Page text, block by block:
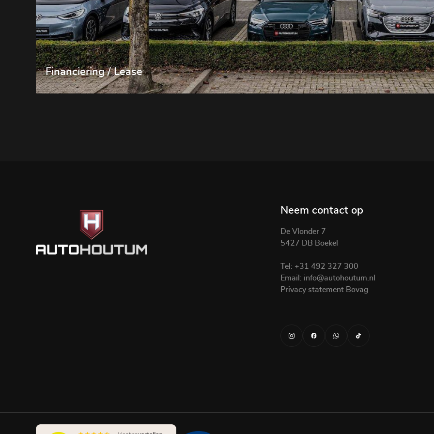
Financiering / Lease
Neem contact op
De Vlonder 7
5427 DB Boekel
Tel: +31 492 327 300
Email: info@autohoutum.nl
Privacy statement Bovag